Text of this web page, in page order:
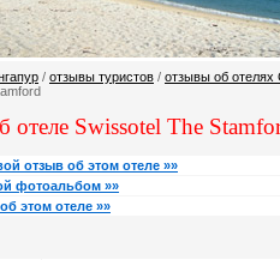
/ отзывы туристов / отзывы об отелях
отеле Swissotel The
отзыв об этом отеле »»
фотоальбом »»
этом отеле »»